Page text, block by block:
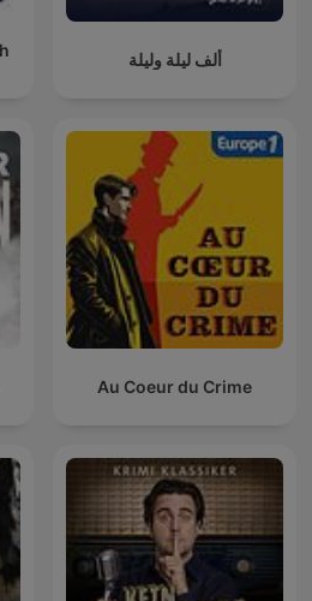
ألف ليلة وليلة
Au Coeur du Crime